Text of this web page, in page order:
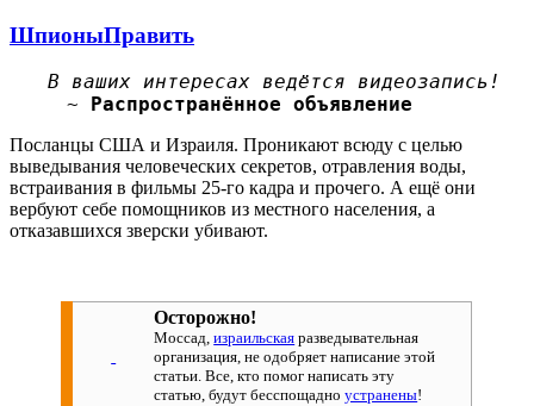
ШпионыПравить
В ваших интересах ведётся видеозапись!
~
Распространённое объявление
Посланцы США и Израиля. Проникают всюду с целью
выведывания человеческих секретов, отравления воды,
встраивания в фильмы 25-го кадра и прочего. А ещё они
вербуют себе помощников из местного населения, а
отказавшихся зверски убивают.
Осторожно!
Моссад,израильская разведывательная
организация, не одобряет написание этой
статьи. Все, кто помог написать эту
статью, будут бесспощадноустранены!